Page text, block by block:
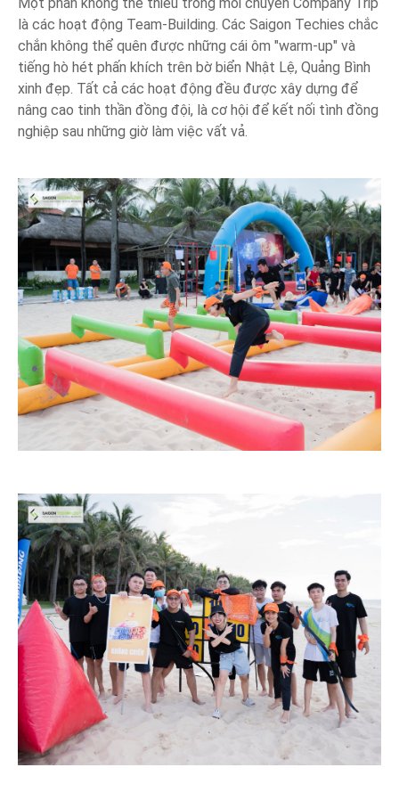
là các hoạt động Team-Building. Các Saigon Techies chắc
chắn không thể quên được những cái ôm "warm-up" và
tiếng hò hét phấn khích trên bờ biển Nhật Lệ, Quảng Bình
xinh đẹp. Tất cả các hoạt động đều được xây dựng để
nâng cao tinh thần đồng đội, là cơ hội để kết nối tình đồng
nghiệp sau những giờ làm việc vất vả.